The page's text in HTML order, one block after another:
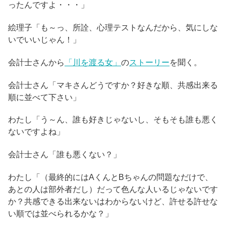
ったんですよ・・・」
絵理子「も～っ、所詮、心理テストなんだから、気にしな
いでいいじゃん！」
会計士さんから 「川を渡る女」 のストーリーを聞く。
会計士さん「マキさんどうですか？好きな順、共感出来る
順に並べて下さい」
わたし「う～ん、誰も好きじゃないし、そもそも誰も悪く
ないですよね」
会計士さん「誰も悪くない？」
わたし「（最終的にはAくんとBちゃんの問題なだけで、
あとの人は部外者だし）だって色んな人いるじゃないです
か？共感できる出来ないはわからないけど、許せる許せな
い順では並べられるかな？」